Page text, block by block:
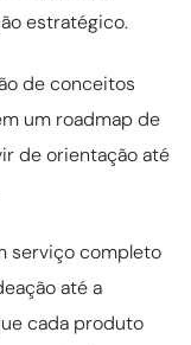
estratégico.
de conceitos
um roadmap de
de orientação até
serviço completo
até a
cada produto